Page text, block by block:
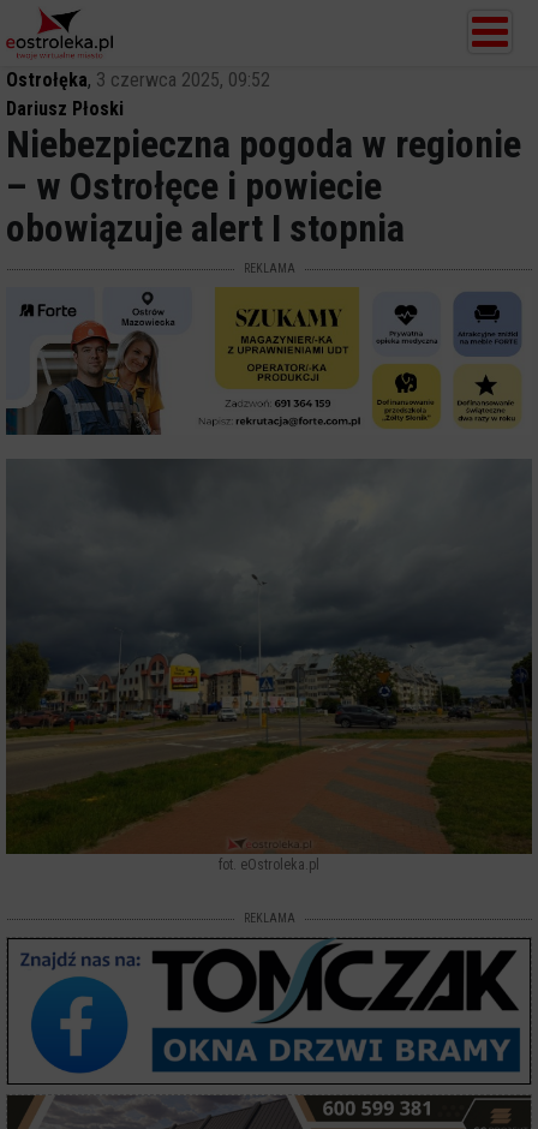
Ostrołęka, 3 czerwca 2025, 09:52
Dariusz Płoski
Niebezpieczna pogoda w regionie
– w Ostrołęce i powiecie
obowiązuje alert I stopnia
REKLAMA
fot. eOstroleka.pl
REKLAMA